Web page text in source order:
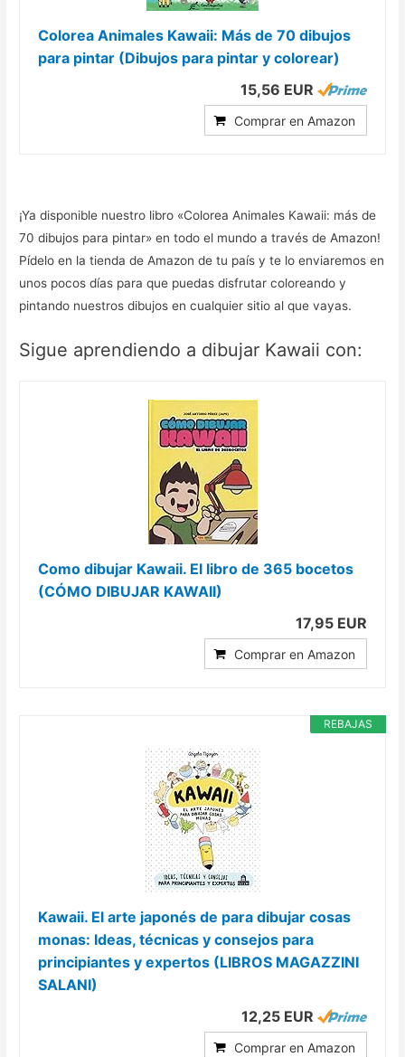
Colorea Animales Kawaii: Más de 70 dibujos
para pintar (Dibujos para pintar y colorear)
15,56 EUR
Comprar en Amazon
¡Ya disponible nuestro libro «Colorea Animales Kawaii: más de
70 dibujos para pintar» en todo el mundo a través de Amazon!
Pídelo en la tienda de Amazon de tu país y te lo enviaremos en
unos pocos días para que puedas disfrutar coloreando y
pintando nuestros dibujos en cualquier sitio al que vayas.
Sigue aprendiendo a dibujar Kawaii con:
Como dibujar Kawaii. El libro de 365 bocetos
(CÓMO DIBUJAR KAWAII)
17,95 EUR
Comprar en Amazon
REBAJAS
Kawaii. El arte japonés de para dibujar cosas
monas: Ideas, técnicas y consejos para
principiantes y expertos (LIBROS MAGAZZINI
SALANI)
12,25 EUR
Comprar en Amazon